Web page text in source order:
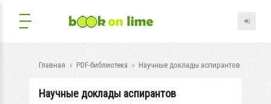
Главная PDF-библиотека Научные доклады аспирантов
Научные доклады аспирантов